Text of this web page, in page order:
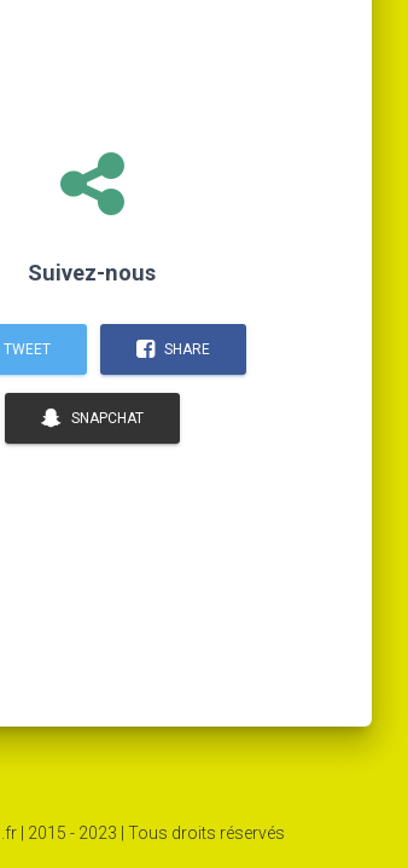
Suivez-nous
TWEET SHARE
SNAPCHAT
| 2015 - 2023 | Tous droits réservés